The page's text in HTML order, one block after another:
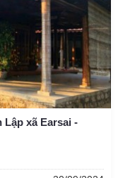
xã Earsai -